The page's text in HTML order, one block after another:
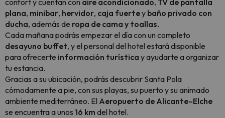
confort y cuentan con aire acondicionado, TV de pantalla
plana, minibar, hervidor, caja fuertey baño privado con
ducha, además de ropa de cama y toallas.
Cada mañana podrás empezar el día con un completo
desayuno buffet, y el personal del hotel estará disponible
para ofrecerte información turística y ayudarte a organizar
tu estancia.
Gracias a su ubicación, podrás descubrir Santa Pola
cómodamente a pie, con sus playas, su puerto y su animado
ambiente mediterráneo. El Aeropuerto de Alicante–Elche
se encuentra a unos 16 km del hotel.